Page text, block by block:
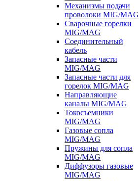
Механизмы подачи
проволоки MIG/MAG
Сварочные горелки
MIG/MAG
Соединительный
кабель
Запасные части
MIG/MAG
Запасные части для
горелок MIG/MAG
Направляющие
каналы MIG/MAG
Токосъемники
MIG/MAG
Газовые сопла
MIG/MAG
Пружины для сопла
MIG/MAG
Диффузоры газовые
MIG/MAG